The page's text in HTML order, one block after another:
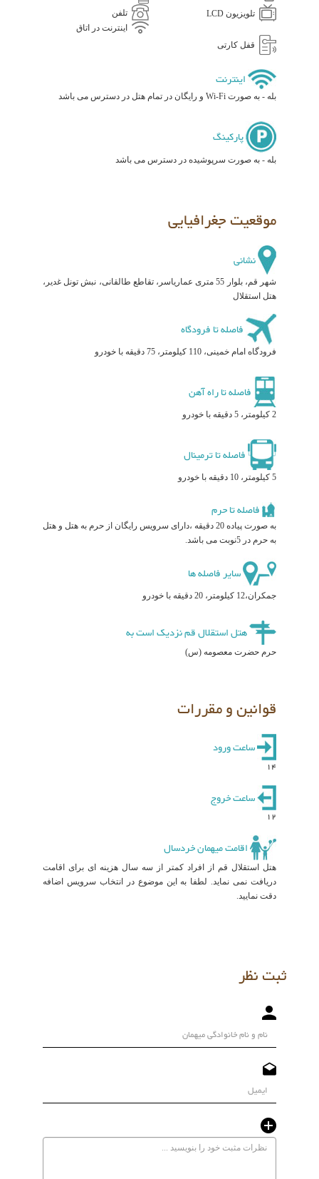
تلویزیون LCD
تلفن
اینترنت در اتاق
قفل کارتی
اینترنت
بله - به صورت Wi-Fi و رایگان در تمام هتل در دسترس می باشد
پارکینگ
بله - به صورت سرپوشیده در دسترس می باشد
موقعیت جغرافیایی
نشانی
شهر قم، بلوار 55 متری عماریاسر، تقاطع طالقانی، نبش تونل غدیر،
هتل استقلال
فاصله تا فرودگاه
فرودگاه امام خمینی، 110 کیلومتر، 75 دقیقه با خودرو
فاصله تا راه آهن
2 کیلومتر، 5 دقیقه با خودرو
فاصله تا ترمینال
5 کیلومتر، 10 دقیقه با خودرو
فاصله تا حرم
به صورت پیاده 20 دقیقه ،دارای سرویس رایگان از حرم به هتل و هتل
به حرم در 5نوبت می باشد.
سایر فاصله ها
جمکران،12 کیلومتر، 20 دقیقه با خودرو
هتل استقلال قم نزدیک است به
حرم حضرت معصومه (س)
قوانین و مقررات
ساعت ورود
14
ساعت خروج
12
اقامت میهمان خردسال
هتل استقلال قم از افراد کمتر از سه سال هزینه ای برای اقامت
دریافت نمی نماید. لطفا به این موضوع در انتخاب سرویس اضافه
دقت نمایید.
ثبت نظر